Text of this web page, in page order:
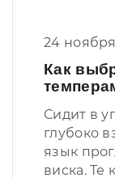
24
Как
Сидит в
глубоко
язык
виска. Те